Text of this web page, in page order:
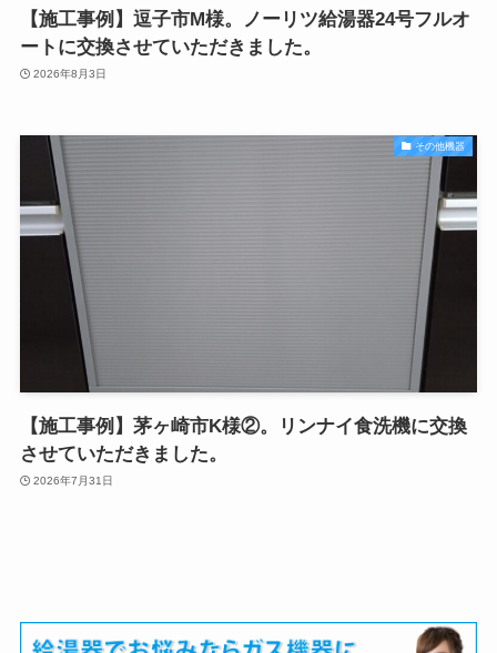
【施工事例】逗子市M様。ノーリツ給湯器24号フルオ
ートに交換させていただきました。
2026年8月3日
その他機器
【施工事例】茅ヶ崎市K様②。リンナイ食洗機に交換
させていただきました。
2026年7月31日